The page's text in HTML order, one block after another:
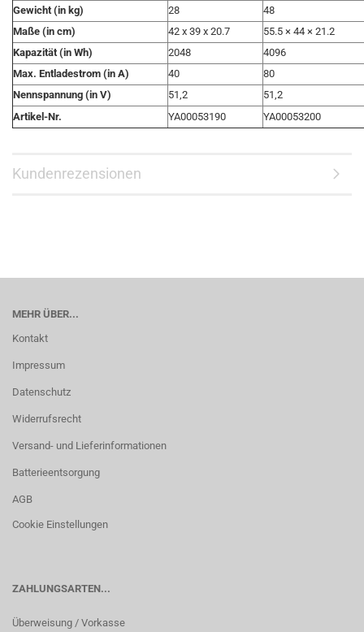
Gewicht (in kg)
28
48
Maße (in cm)
42 x 39 x 20.7
55.5 × 44 × 21.2
Kapazität (in Wh)
2048
4096
Max. Entladestrom (in A)
40
80
Nennspannung (in V)
51,2
51,2
Artikel-Nr.
YA00053190 YA00053200
Kundenrezensionen
MEHR ÜBER...
Kontakt
Impressum
Datenschutz
Widerrufsrecht
Versand- und Lieferinformationen
Batterieentsorgung
AGB
Cookie Einstellungen
ZAHLUNGSARTEN...
Überweisung / Vorkasse